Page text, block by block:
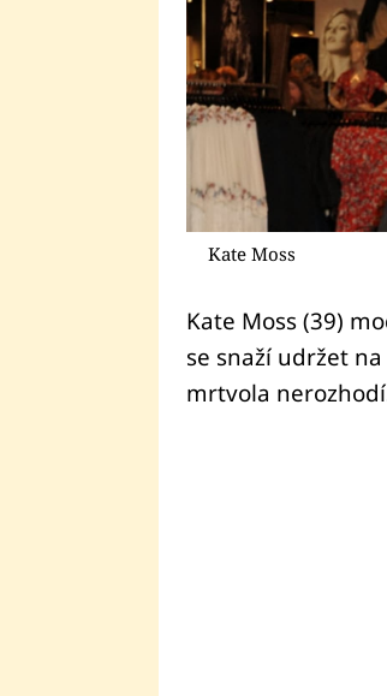
Kate Moss
Kate Moss (39)
se snaží udržet
mrtvola